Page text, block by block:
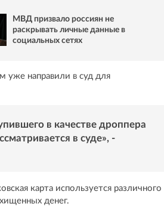
МВД призвало россиян не
раскрывать личные данные в
социальных сетях
уже направили в суд для
в качестве дроппера
в суде», -
карта используется различного
денег.